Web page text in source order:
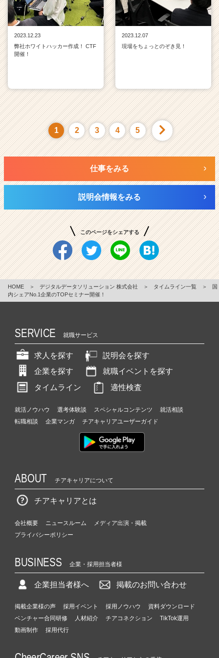
2023.12.23
弊社ホワイトハッカー作成！ CTF
開催！
2023.12.07
現場をちょっとのぞき見！
1 2 3 4 5
仕事をみる
説明会情報をみる
このページをシェアする
HOME ＞ デジタルデータソリューション 株式会社 ＞ タイムライン一覧 ＞
国
内シェアNo.1企業のTOPセミナー開催！
SERVICE 就職サービス
求人を探す
説明会を探す
企業を探す
就職イベントを探す
タイムライン
適性検査
就活ノウハウ 選考体験談 スペシャルコンテンツ
就活相談
転職相談
企業マンガ チアキャリアユーザーガイド
ABOUT チアキャリアについて
チアキャリアとは
会社概要 ニュースルーム
メディア出演・掲載
プライバシーポリシー
BUSINESS 企業・採用担当者様
企業担当者様へ 掲載のお問い合わせ
掲載企業様の声 採用イベント 採用ノウハウ
資料ダウンロード
ベンチャー合同研修
人材紹介 チアコネクション
TikTok運用
動画制作
採用代行